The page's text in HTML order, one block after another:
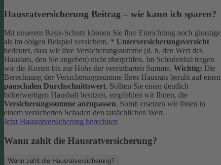
Hausratversicherung Beitrag – wie kann ich sparen?
Mit unserem Basis-Schutz können Sie Ihre Einrichtung noch
als im obigen Beispiel versichern. * Unterversicherungsverzicht
bedeutet, dass wir Ihre Versicherungssumme (d. h. den Wert des
Hausrats, den Sie angeben) nicht überprüfen. Im Schadenfall tragen
wir die Kosten bis zur Höhe der vereinbarten Summe. Wichtig: Die
Berechnung der Versicherungssumme Ihres Hausrats beruht auf
pauschalen Durchschnittswert. Sollten Sie einen deutlich
höherwertigen Haushalt besitzen, empfehlen wir Ihnen, die
Versicherungssumme anzupassen. Somit ersetzen wir Ihnen in
einem versicherten Schaden den tatsächlichen Wert.
Jetzt Hausratversicherung berechnen
Wann zahlt die Hausratversicherung?
Wann zahlt die Hausratversicherung?